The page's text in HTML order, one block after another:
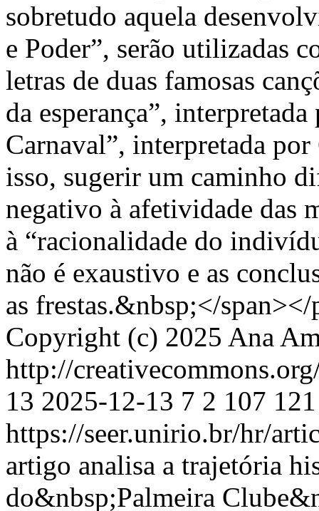
sobretudo aquela
e Poder”, serão utilizadas
letras de duas famosas
da esperança”,
Carnaval”, interpretada
isso, sugerir um caminho
negativo à afetividade das
à “racionalidade do
não é exaustivo e as
as frestas.&nbsp;</span></
Copyright (c) 2025 Ana
http://
13 2025-12-13 7 2 107 121
https://seer.unirio.br/hr/
artigo analisa a trajetória
do&nbsp;Palmeira